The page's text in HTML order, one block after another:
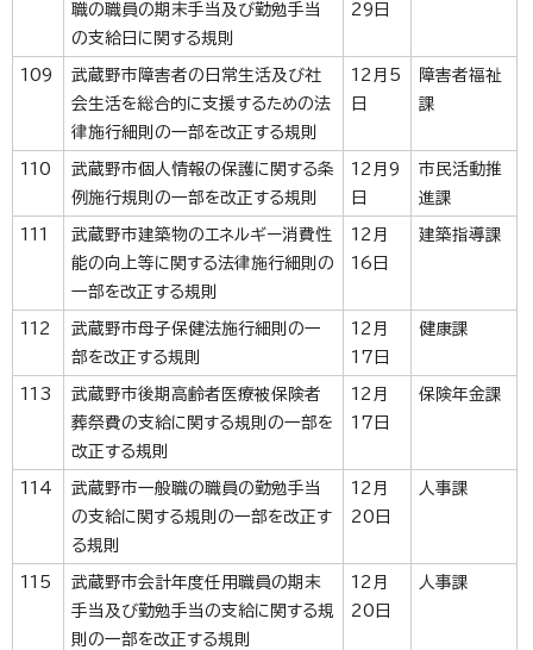
職の職員の期末手当及び勤勉手当
の支給日に関する規則
29日
109
武蔵野市障害者の日常生活及び社
会生活を総合的に支援するための法
律施行細則の一部を改正する規則
12月5
日
障害者福祉
課
110
武蔵野市個人情報の保護に関する条
例施行規則の一部を改正する規則
12月9
日
市民活動推
進課
111
武蔵野市建築物のエネルギー消費性
能の向上等に関する法律施行細則の
一部を改正する規則
12月
16日
建築指導課
112
武蔵野市母子保健法施行細則の一
部を改正する規則
12月
17日
健康課
113
武蔵野市後期高齢者医療被保険者
葬祭費の支給に関する規則の一部を
改正する規則
12月
17日
保険年金課
114
武蔵野市一般職の職員の勤勉手当
の支給に関する規則の一部を改正す
る規則
12月
20日
人事課
115
武蔵野市会計年度任用職員の期末
手当及び勤勉手当の支給に関する規
則の一部を改正する規則
12月
20日
人事課